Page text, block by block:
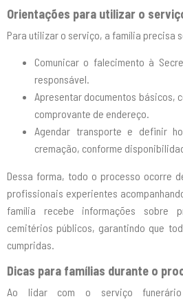
Orientações para utilizar o
Para utilizar o serviço, a família precisa
Comunicar o falecimento à
responsável.
Apresentar documentos básicos,
comprovante de endereço.
Agendar transporte e definir
cremação, conforme
Dessa forma, todo o processo ocorre
profissionais experientes
família recebe informações sobre
cemitérios públicos, garantindo que
cumpridas.
Dicas para famílias durante o
Ao lidar com o serviço funerário